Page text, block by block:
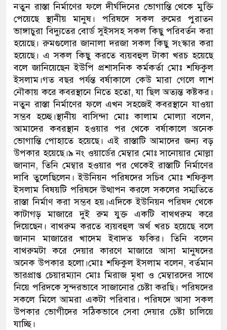
নতুন রাস্তা নির্মাণের ফলে দীর্ঘদিনের ভোগান্তি থেকে মুক্তি
পেয়েছে স্থানীয় মানুষ। পরিষদে সকল রুমের পুরাতন
ভাঙ্গাচুরা বিদ্যুতের বোর্ড সুইসসহ সকল কিছু পরিবর্তন করা
হয়েছে। রুমগুলোর জানালা দরজা সকল কিছু সংস্কার করা
হয়েছে। এ সকল কিছু করতে ব্যয়বহুল টাকা খরচ হয়েছে
বলে জানিয়েছেন ইউপি প্রশাসনিক কর্মকর্তা মোঃ শফিকুল
ইসলাম।গত বছর পর্যন্ত বর্ষাকালে কেউ মারা গেলে লাশ
নৌকায় করে কবরস্থানে নিতে হতো, যা ছিল অত্যন্ত কষ্টকর।
নতুন রাস্তা নির্মাণের ফলে এখন সহজেই কবরস্থানে যাওয়া
সম্ভব হচ্ছে।স্থানীয় বাসিন্দা মোঃ কালাম মোল্যা বলেন,
আমাদের কবরস্থান হওয়ার পর থেকে বর্ষাকালে অনেক
ভোগান্তি পোহাতে হয়েছে। এই রাস্তাটি আমাদের জন্য বড়
উপকার হয়েছে।৯ নং ওয়ার্ডের মেম্বার মোঃ সানোয়ার মোল্লা
জানান, তিনি মেম্বার হওয়ার পর থেকেই রাস্তাটি নির্মাণের
দাবি তুলেছিলেন। ইউনিয়ন পরিষদের সচিব মোঃ শফিকুল
ইসলাম বিষয়টি পরিষদে উত্থাপন করলে সকলের সম্মতিতে
রাস্তা নির্মাণ করা সম্ভব হয়।এদিকে ইউনিয়ন পরিষদ থেকে
কাটাগড় মাজারে দুই রুম যুক্ত একটি বাথথরুম করে
দিয়েছেন। বাথরুম করতে ব্যয়বহুল অর্থ খরচ হয়েছে বলে
জানান মাজারের খাদেম ইবাদত ফকির। তিনি বলেন
বাথরুমটা করে দেয়ার কারণে মাজারে আসা মানুষদের
অনেক উপকার হলো।মোঃ শফিকুল ইসলাম বলেন, বর্তমান
ভারপ্রাপ্ত চেয়ারম্যান মোঃ মিরাজ মৃধা ও মেম্বারদের সাথে
নিয়ে পরিদকে সুন্দরভাবে সাজানোর চেষ্টা করছি। পরিষদের
সকলে মিলে আমরা একটা পরিবার। পরিষদে আসা সকল
উপকার ভোগীদের সঠিকভাবে সেবা দেয়ার চেষ্টা চালিয়ে
যাচ্ছি।